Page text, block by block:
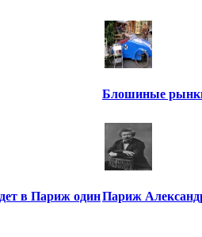
Блошиные
в Париж одинПариж